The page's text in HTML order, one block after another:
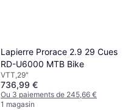
Lapierre Prorace 2.9 29 Cues
RD-U6000 MTB Bike
VTT,29"
736,99 €
Ou 3 paiements de 245,66 €
1 magasin